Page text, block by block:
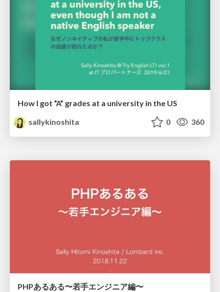
How I got “A” grades at a university in the US
sallykinoshita
0 360
PHPあるある〜若手エンジニア編〜